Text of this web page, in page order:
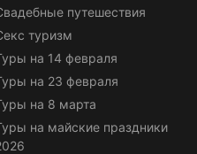
путешествия
туризм
на 14 февраля
на 23 февраля
на 8 марта
на майские праздники